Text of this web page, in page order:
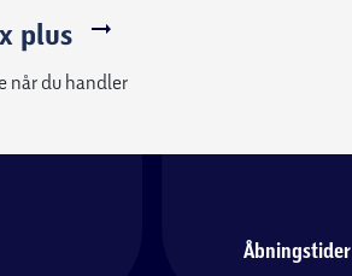
plus
når du handler
Åbningstider